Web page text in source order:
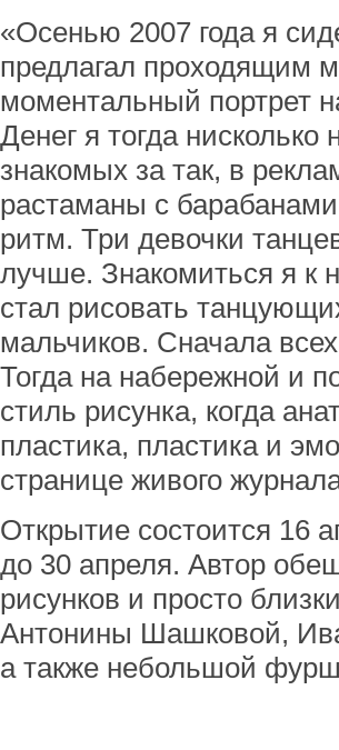
«Осенью 2007 года я
предлагал проходящим
моментальный портрет
Денег я тогда
знакомых за так, в
растаманы с
ритм. Три девочки
лучше. Знакомиться я к
стал рисовать
мальчиков. Сначала
Тогда на набережной и
стиль рисунка, когда
пластика, пластика и
странице живого
Открытие состоится 16
до 30 апреля. Автор
рисунков и просто
Антонины Шашковой,
а также небольшой